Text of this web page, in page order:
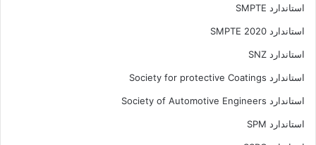
استاندارد SMPTE
استاندارد SMPTE 2020
استاندارد SNZ
استاندارد Society for protective Coatings
استاندارد Society of Automotive Engineers
استاندارد SPM